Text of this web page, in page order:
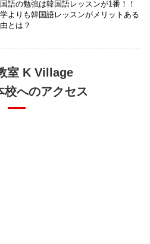
語の勉強は韓国語レッスンが1番！！
よりも韓国語レッスンがメリットある
とは？
室 K Village
校へのアクセス